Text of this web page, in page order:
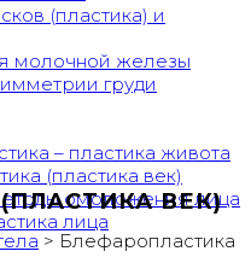
(пластика) и
молочной железы
груди
– пластика живота
(пластика век)
омоложения лица
лица
ВЕК)
> Блефаропластика